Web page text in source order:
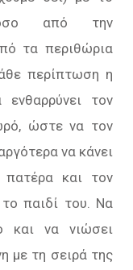
από την
τα περιθώρια
περίπτωση η
ενθαρρύνει τον
ώστε να τον
να κάνει
και τον
παιδί του. Να
και να νιώσει
με τη σειρά της